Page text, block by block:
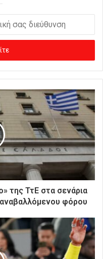
της ΤτΕ στα σενάρια
φόρου